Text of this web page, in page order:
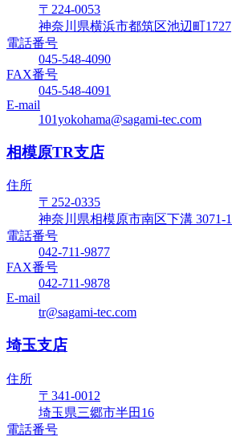
〒224-0053
神奈川県横浜市都筑区池辺町1727
電話番号
045-548-4090
FAX番号
045-548-4091
E-mail
101yokohama@sagami-tec.com
相模原TR支店
住所
〒252-0335
神奈川県相模原市南区下溝 3071-1
電話番号
042-711-9877
FAX番号
042-711-9878
E-mail
tr@sagami-tec.com
埼玉支店
住所
〒341-0012
埼玉県三郷市半田16
電話番号